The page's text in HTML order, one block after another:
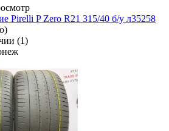
Pirelli P Zero R21 315/40 б/у л35258
(1)